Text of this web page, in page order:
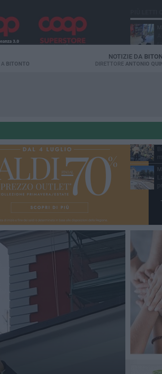
A BITONTO
NOTIZIE DA
DIRETTORE ANTONIO
operatori